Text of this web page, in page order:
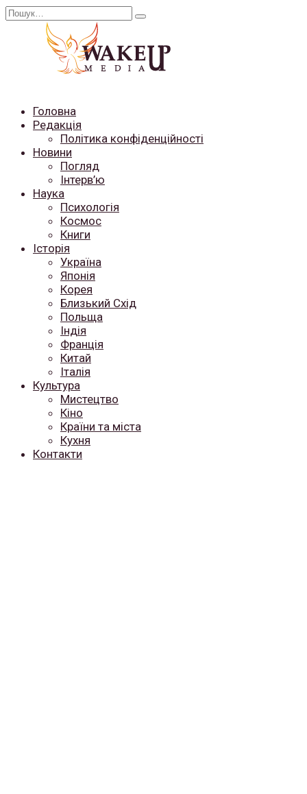
Перейти
Search
Головна
Редакція
Політика конфіденційності
Новини
Погляд
Інтерв’ю
Наука
Психологія
Космос
Книги
Історія
Україна
Японія
Корея
Близький Схід
Польща
Індія
Франція
Китай
Італія
Культура
Мистецтво
Кіно
Країни та міста
Кухня
Контакти